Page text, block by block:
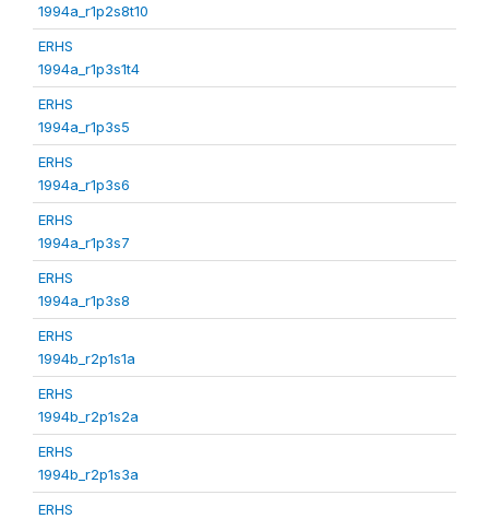
1994a_r1p2s8t10
ERHS
1994a_r1p3s1t4
ERHS
1994a_r1p3s5
ERHS
1994a_r1p3s6
ERHS
1994a_r1p3s7
ERHS
1994a_r1p3s8
ERHS
1994b_r2p1s1a
ERHS
1994b_r2p1s2a
ERHS
1994b_r2p1s3a
ERHS